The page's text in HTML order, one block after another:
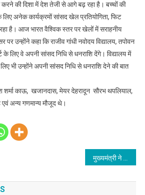
करने की दिशा में देश तेजी से आगे बढ़ रहा है। बच्चों की
अनेक कार्यक्रमों सांसद खेल प्रतियोगिता, फिट
है। आज भारत वैश्विक स्तर पर खेलों में सराहनीय
उन्होंने कहा कि राजीव गांधी नवोदय विद्यालय, तपोवन
के लिए वे अपनी सांसद निधि से धनराशि देंगे। विद्यालय में
भी उन्होंने अपनी सांसद निधि से धनराशि देने की बात
काऊ, खजानदास, मेयर देहरादून सौरभ थपलियाल,
अन्य गणमान्य मौजूद थे।
मुख्यमंत्री ने किया ‘‘सतर्कता-हमारी साझा जिम्मेदारी’’ थीम पर आधारित जन जागरूकता कार्यक्रम का शुभारंभ